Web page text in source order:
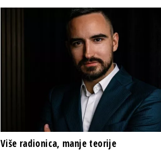
Više radionica, manje teorije